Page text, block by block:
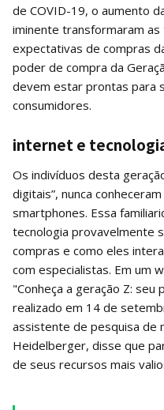
de COVID-19, o aumento
iminente transformaram
expectativas de compras
poder de compra da
devem estar prontas para
consumidores.
internet e
Os indivíduos desta
digitais”, nunca
smartphones. Essa
tecnologia provavelmente
compras e como eles
com especialistas. Em um
"Conheça a geração Z:
realizado em 14 de
assistente de pesquisa de
Heidelberger, disse que
de seus recursos mais